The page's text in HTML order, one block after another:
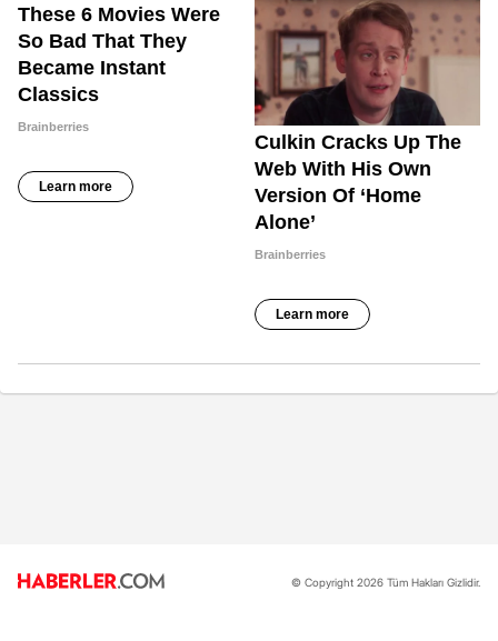
© Copyright 2026 Tüm Hakları Gizlidir.